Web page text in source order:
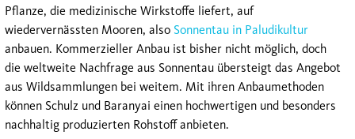
Pflanze, die medizinische Wirkstoffe liefert, auf
wiedervernässten Mooren, also Sonnentau in Paludikultur
anbauen. Kommerzieller Anbau ist bisher nicht möglich, doch
die weltweite Nachfrage aus Sonnentau übersteigt das Angebot
aus Wildsammlungen bei weitem. Mit ihren Anbaumethoden
können Schulz und Baranyai einen hochwertigen und besonders
nachhaltig produzierten Rohstoff anbieten.